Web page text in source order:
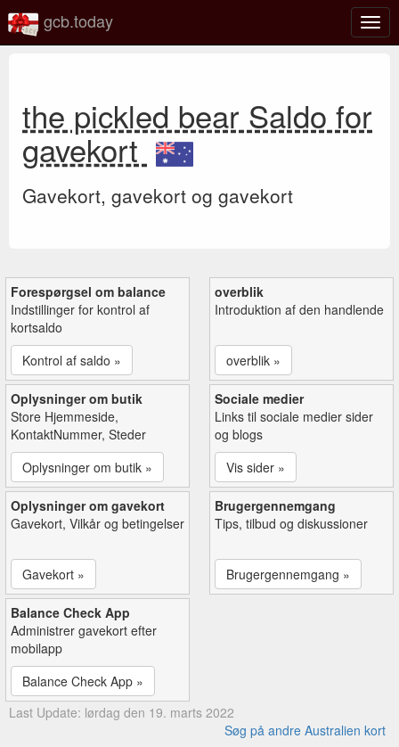
Slå
gcb.today
the pickled bear Saldo for
gavekort
Gavekort, gavekort og gavekort
Forespørgsel om balance
Indstillinger for kontrol af
kortsaldo
Kontrol af saldo »
overblik
Introduktion af den handlende
overblik »
Oplysninger om butik
Store Hjemmeside,
KontaktNummer, Steder
Oplysninger om butik »
Sociale medier
Links til sociale medier sider
og blogs
Vis sider »
Oplysninger om gavekort
Gavekort, Vilkår og betingelser
Gavekort »
Brugergennemgang
Tips, tilbud og diskussioner
Brugergennemgang »
Balance Check App
Administrer gavekort efter
mobilapp
Balance Check App »
Last Update: lørdag den 19. marts 2022
Søg på andre Australien kort